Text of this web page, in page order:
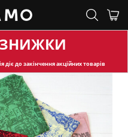
ЗНИЖКИ
діє до закінчення акційних товарів